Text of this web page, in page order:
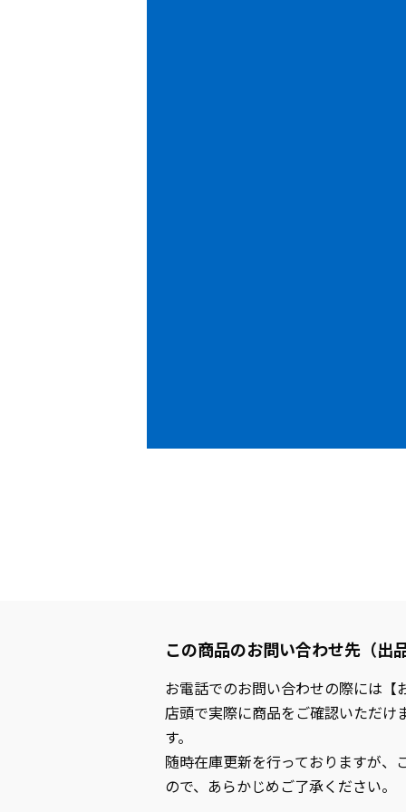
この商品のお問い合わせ先（出品
お電話でのお問い合わせの際には【
店頭で実際に商品をご確認いただけ
す。
随時在庫更新を行っておりますが、
ので、あらかじめご了承ください。